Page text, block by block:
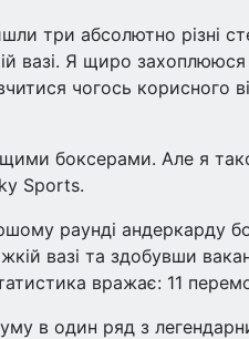
три абсолютно різні
вазі. Я щиро
чогось корисного
боксерами. Але я
Sports.
раунді
вазі та здобувши
вражає: 11
в один ряд з